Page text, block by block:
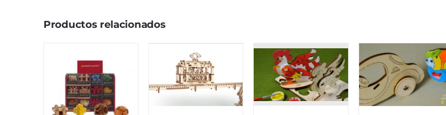
Productos relacionados